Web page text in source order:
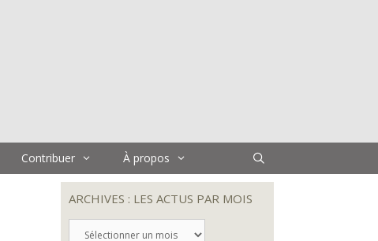
Contribuer À propos
ARCHIVES : LES ACTUS PAR MOIS